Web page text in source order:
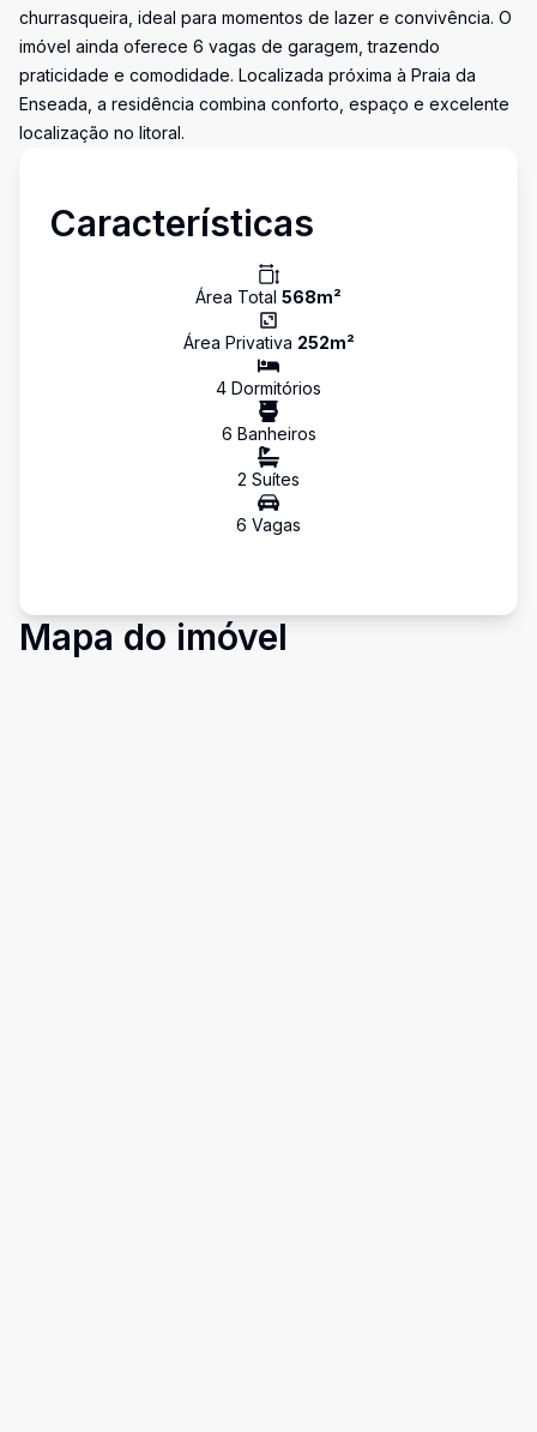
churrasqueira, ideal para momentos de lazer e convivência. O
imóvel ainda oferece 6 vagas de garagem, trazendo
praticidade e comodidade. Localizada próxima à Praia da
Enseada, a residência combina conforto, espaço e excelente
localização no litoral.
Características
Área Total 568m²
Área Privativa 252m²
4 Dormitórios
6 Banheiros
2 Suítes
6 Vagas
Mapa do imóvel